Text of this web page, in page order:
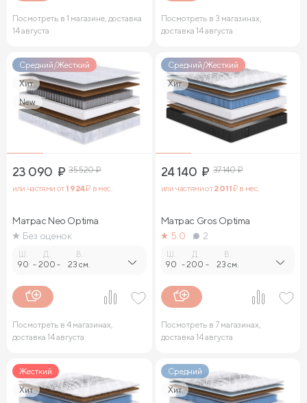
Посмотреть в 1 магазине, доставка
14 августа
Посмотреть в 3 магазинах,
доставка 14 августа
Средний/Жесткий
Хит
New
23 090 ₽ 35 520₽
или частями от1 924₽ в мес.
Матрас Neo Optima
Без оценок
90 -
Д.
200 -
В.
23 см.
Посмотреть в 4 магазинах,
доставка 14 августа
Средний/Жесткий
Хит
24 140 ₽ 37 140₽
или частями от2 011₽ в мес.
Матрас Gros Optima
5.0
2
90 -
Д.
200 -
В.
23 см.
Посмотреть в 7 магазинах,
доставка 14 августа
Жесткий
Хит
Средний
Хит